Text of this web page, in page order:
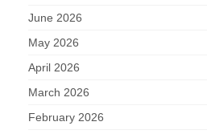
June 2026
May 2026
April 2026
March 2026
February 2026